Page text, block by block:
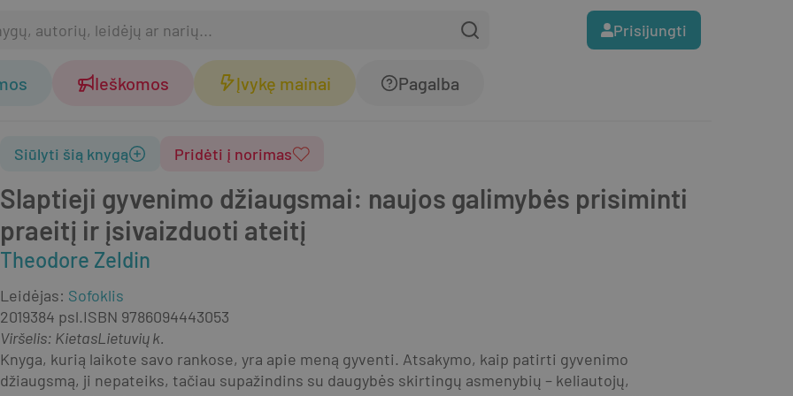
Prisijungti
Ieškomos Įvykę mainai Pagalba
Slaptieji gyvenimo džiaugsmai: naujos galimybės prisiminti
praeitį ir įsivaizduoti ateitį
Theodore Zeldin
Siūlyti šią knygą Pridėti į norimas
Leidėjas: Sofoklis
2019384 psl.ISBN 9786094443053
Viršelis: KietasLietuvių k.
Knyga, kurią laikote savo rankose, yra apie meną gyventi. Atsakymo, kaip patirti gyvenimo
džiaugsmą, ji nepateiks, tačiau supažindins su daugybės skirtingų asmenybių – keliautojų,